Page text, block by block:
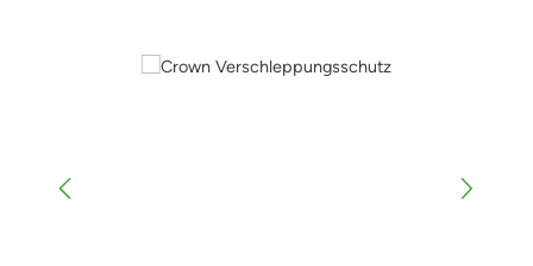
Bildergalerie überspringen